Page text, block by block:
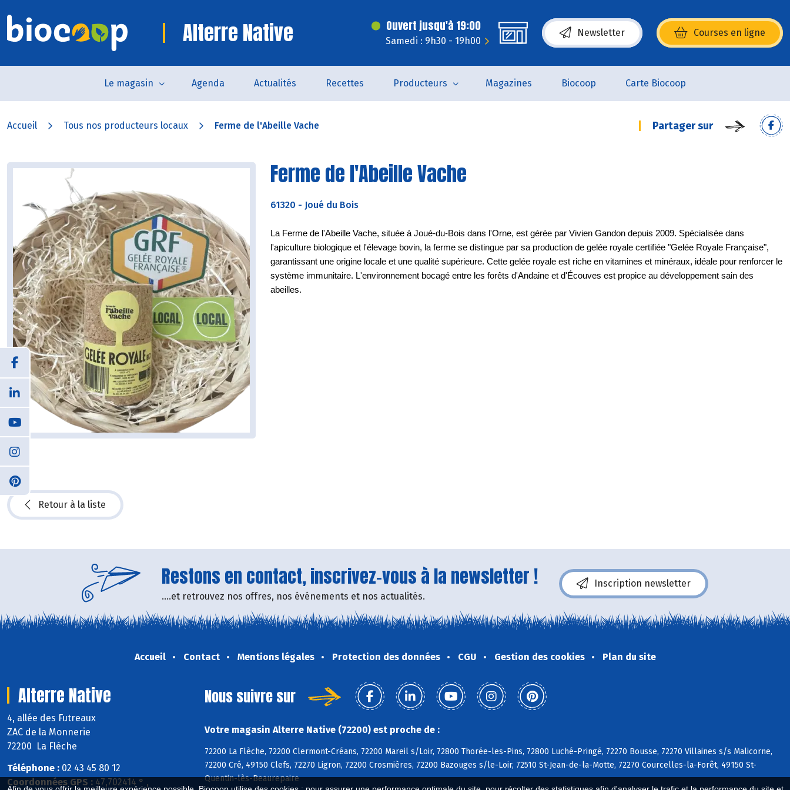
Alterre Native Ouvert jusqu'à 19:00
Samedi : 9h30 - 19h00
Newsletter Courses en ligne
(s’ouvre dans une nouvelle fenêtre)
Le magasin Agenda Actualités Recettes Producteurs Magazines Biocoop Carte Biocoop
Accueil Tous nos producteurs locaux Ferme de l'Abeille Vache Partager sur
Ferme de l'Abeille Vache
61320 - Joué du Bois
La Ferme de l'Abeille Vache, située à Joué-du-Bois dans l'Orne, est gérée par Vivien Gandon depuis 2009. Spécialisée dans
l'apiculture biologique et l'élevage bovin, la ferme se distingue par sa production de gelée royale certifiée "Gelée Royale Française",
garantissant une origine locale et une qualité supérieure. Cette gelée royale est riche en vitamines et minéraux, idéale pour renforcer le
système immunitaire. L'environnement bocagé entre les forêts d'Andaine et d'Écouves est propice au développement sain des
abeilles.
Retour à la liste
Restons en contact, inscrivez-vous à la newsletter !
....et retrouvez nos offres, nos événements et nos actualités.
Inscription newsletter
Accueil Contact Mentions légales Protection des données CGU Gestion des cookies Plan du site
Alterre Native
4, allée des Futreaux
ZAC de la Monnerie
72200 La Flèche
Téléphone : 02 43 45 80 12
Coordonnées GPS : 47,702414 ° ,
Nous suivre sur
Votre magasin Alterre Native (72200) est proche de :
72200 La Flèche, 72200 Clermont-Créans, 72200 Mareil s/Loir, 72800 Thorée-les-Pins, 72800 Luché-Pringé, 72270 Bousse, 72270 Villaines s/s Malicorne,
72200 Cré, 49150 Clefs, 72270 Ligron, 72200 Crosmières, 72200 Bazouges s/le-Loir, 72510 St-Jean-de-la-Motte, 72270 Courcelles-la-Forêt, 49150 St-
Quentin-lès-Beaurepaire